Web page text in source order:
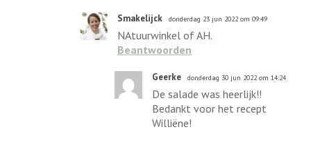
Smakelijck donderdag 23 jun 2022 om 09:49
NAtuurwinkel of AH.
Beantwoorden
Geerke donderdag 30 jun 2022 om 14:24
De salade was heerlijk!!
Bedankt voor het recept
Williëne!